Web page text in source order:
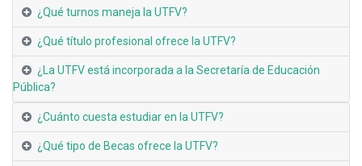
¿Qué turnos maneja la UTFV?
¿Qué título profesional ofrece la UTFV?
¿La UTFV está incorporada a la Secretaría de Educación
Pública?
¿Cuánto cuesta estudiar en la UTFV?
¿Qué tipo de Becas ofrece la UTFV?